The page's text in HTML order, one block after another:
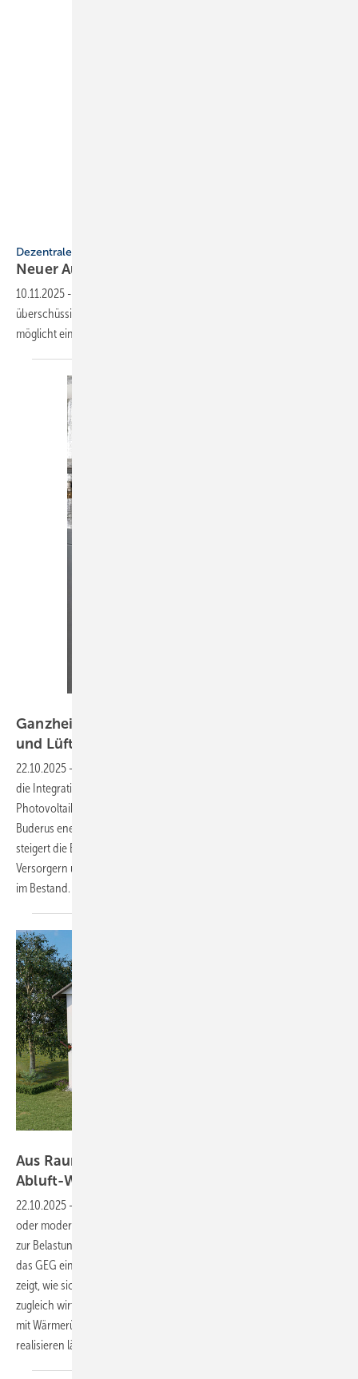
Dezentrale Trinkwassererwärmung
Neuer Aut­ar­kie-Boi­ler von Ti­mo
10.11.2025 -
über­schüs­si­gen Solar­strom aus PV-Anlagen oder Netzstrom und er­
mög­licht eine un­ab­hän­gi­ge
Ganzheitliche Sanierung mit Wärmepumpe, PV
und Lüftung
22.10.2025 -
die Integration einer Luft/Wasser-Wärmepumpe, einer
Photovoltaikanlage und einer dezentralen Wohnraumlüftung von
Buderus energetisch modernisiert. Die abgestimmte Systemlösung
steigert die Energieeffizienz, ­reduziert die ­Abhängigkeit von
Versorgern und dient als Blaupause für nachhaltige ­Modernisierung ­
im Bestand.
Aus Raumluft wird Heizkraft mit
Abluft-Wärmepumpen
22.10.2025 -
oder modernisierten Gebäuden sparen zwar Energie, können aber
zur Belastung für die Gesundheit werden. Aus diesem Grund schreibt
das GEG ein Lüftungskonzept vor. Der schwedische Hersteller Nibe
zeigt, wie sich mit einer Abluft-Wärmepumpe eine hygienische und
zugleich wirtschaftliche Lösung für die kontrollierte Wohnungslüftung
mit Wärmerückgewinnung, Heizung und Warmwasserbereitung
realisieren lässt.